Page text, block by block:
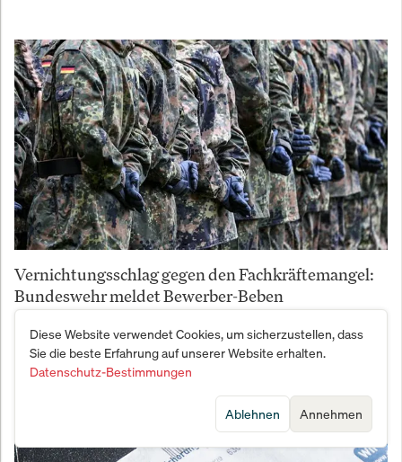
Vernichtungsschlag gegen den Fachkräftemangel:
Bundeswehr meldet Bewerber-Beben
Diese Website verwendet Cookies, um sicherzustellen, dass
Sie die beste Erfahrung auf unserer Website erhalten.
Datenschutz-Bestimmungen
Annehmen
Ablehnen